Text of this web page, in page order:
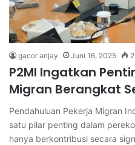
gacor anjay Juni 16, 2025
P2MI Ingatkan
Migran Berangkat
Pendahuluan Pekerja Migran
satu pilar penting dalam
hanya berkontribusi secara